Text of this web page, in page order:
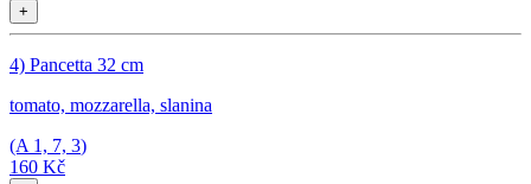
+
4) Pancetta 32 cm
tomato, mozzarella, slanina
(A 1, 7, 3)
160 Kč